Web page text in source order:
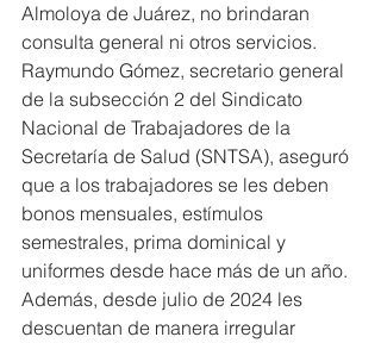
Almoloya de Juárez, no brindaran
consulta general ni otros servicios.
Raymundo Gómez, secretario general
de la subsección 2 del Sindicato
Nacional de Trabajadores de la
Secretaría de Salud (SNTSA), aseguró
que a los trabajadores se les deben
bonos mensuales, estímulos
semestrales, prima dominical y
uniformes desde hace más de un año.
Además, desde julio de 2024 les
descuentan de manera irregular